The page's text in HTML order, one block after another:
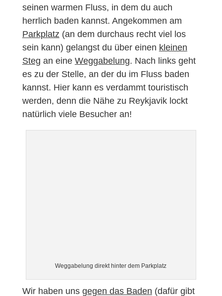
seinen warmen Fluss, in dem du auch
herrlich baden kannst. Angekommen am
Parkplatz (an dem durchaus recht viel los
sein kann) gelangst du über einen kleinen
Steg an eine Weggabelung. Nach links geht
es zu der Stelle, an der du im Fluss baden
kannst. Hier kann es verdammt touristisch
werden, denn die Nähe zu Reykjavik lockt
natürlich viele Besucher an!
Weggabelung direkt hinter dem Parkplatz
Wir haben uns gegen das Baden (dafür gibt